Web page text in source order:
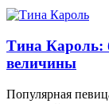
Тина Кароль:
величины
Популярная